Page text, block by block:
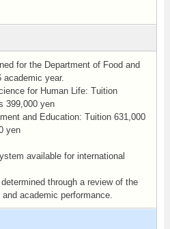
for the Department of Food and
academic year.
for Human Life: Tuition
399,000 yen
and Education: Tuition 631,000
yen
available for international
through a review of the
academic performance.